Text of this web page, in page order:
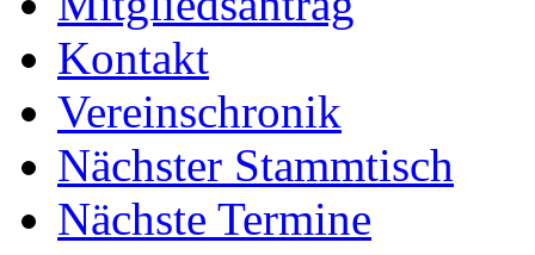
Kontakt
Vereinschronik
Nächster Stammtisch
Nächste Termine